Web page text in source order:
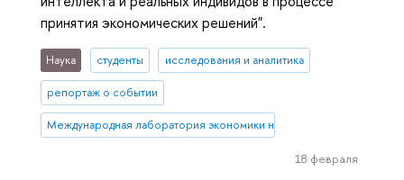
принятия экономических решений".
Наука студенты исследования и аналитика
репортаж о событии
Международная лаборатория экономики нематериальных
18 февраля